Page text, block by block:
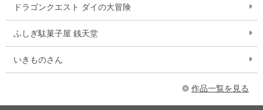
ドラゴンクエスト ダイの大冒険
ふしぎ駄菓子屋 銭天堂
いきものさん
作品一覧を見る